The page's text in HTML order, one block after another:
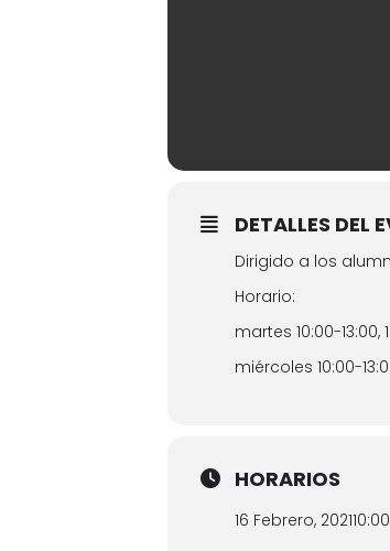
DETALLES DEL
Dirigido a los
Horario:
martes 10:00-13:00,
miércoles 10:00-
HORARIOS
16 Febrero, 202110:00